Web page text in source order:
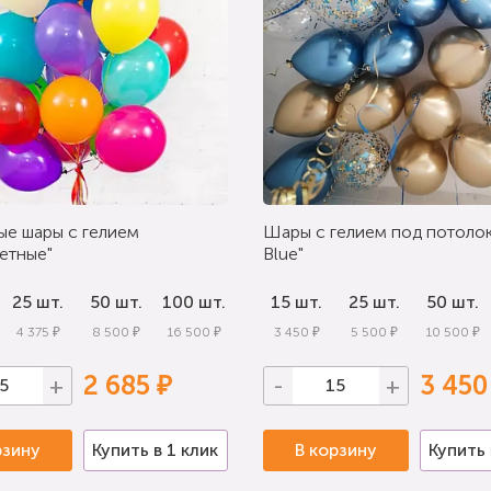
шары с гелием
25 шт.
4 375 ₽
50 шт.
8 500 ₽
100 шт.
16 500 ₽
+ 2 685 ₽
Купить в 1 клик
Шары с гелием под
Blue"
15 шт.
3 450 ₽
25 шт.
5 500 ₽
50 шт.
10 500 ₽
- + 3
В корзину Купить